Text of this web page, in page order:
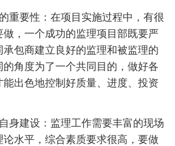
重要性：在项目实施过程中，有很
做，一个成功的监理项目部既要严
包商建立良好的监理和被监理的
角度为了一个共同目的，做好各
能出色地控制好质量、进度、投资
身建设：监理工作需要丰富的现场
水平，综合素质要求很高，要做